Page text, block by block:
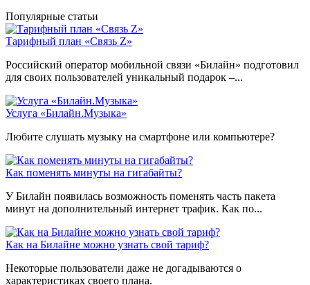
Популярные статьи
Тарифный план «Связь Z»
Российский оператор мобильной связи «Билайн» подготовил
для своих пользователей уникальный подарок –...
Услуга «Билайн.Музыка»
Любите слушать музыку на смартфоне или компьютере?
Как поменять минуты на гигабайты?
У Билайн появилась возможность поменять часть пакета
минут на дополнительный интернет трафик. Как по...
Как на Билайне можно узнать свой тариф?
Некоторые пользователи даже не догадываются о
характеристиках своего плана.